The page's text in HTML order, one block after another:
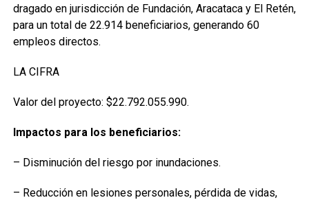
dragado en jurisdicción de Fundación, Aracataca y El Retén,
para un total de 22.914 beneficiarios, generando 60
empleos directos.
LA CIFRA
Valor del proyecto: $22.792.055.990.
Impactos para los beneficiarios:
– Disminución del riesgo por inundaciones.
– Reducción en lesiones personales, pérdida de vidas,